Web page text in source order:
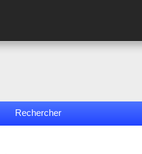
Rechercher